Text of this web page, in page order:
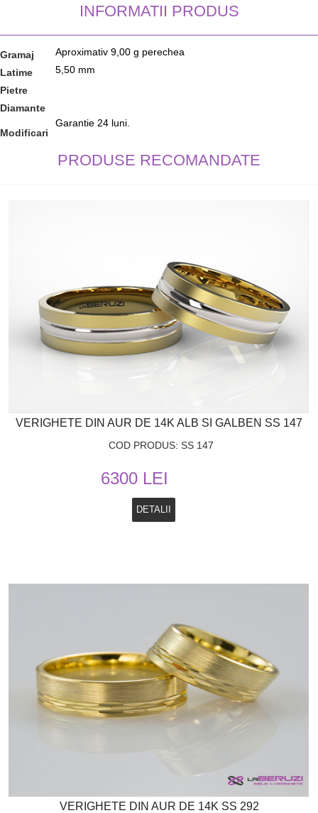
INFORMATII PRODUS
Gramaj
Aproximativ 9,00 g perechea
Latime
5,50 mm
Pietre
Diamante
Modificari
Garantie 24 luni.
PRODUSE RECOMANDATE
VERIGHETE DIN AUR DE 14K ALB SI GALBEN SS 147
COD PRODUS: SS 147
6300 LEI
DETALII
VERIGHETE DIN AUR DE 14K SS 292